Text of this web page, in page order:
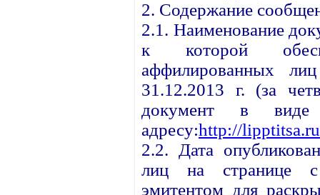
2. Содержание
2.1. Наименование
к которой
аффилированных
31.12.2013 г. (за
документ в
адресу:http://
2.2. Дата
лиц на странице с
эмитентом для